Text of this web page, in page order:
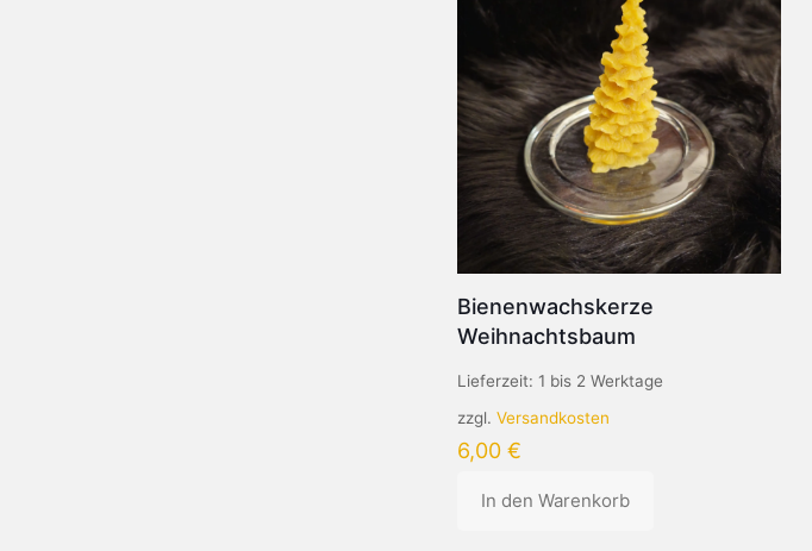
Bienenwachskerze
Weihnachtsbaum
Lieferzeit: 1 bis 2 Werktage
zzgl. Versandkosten
6,00 €
In den Warenkorb